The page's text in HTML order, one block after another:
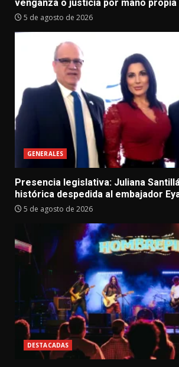
venganza o justicia por mano propia
5 de agosto de 2026
GENERALES
Presencia legislativa: Juliana
histórica despedida al embajador
5 de agosto de 2026
DESTACADAS